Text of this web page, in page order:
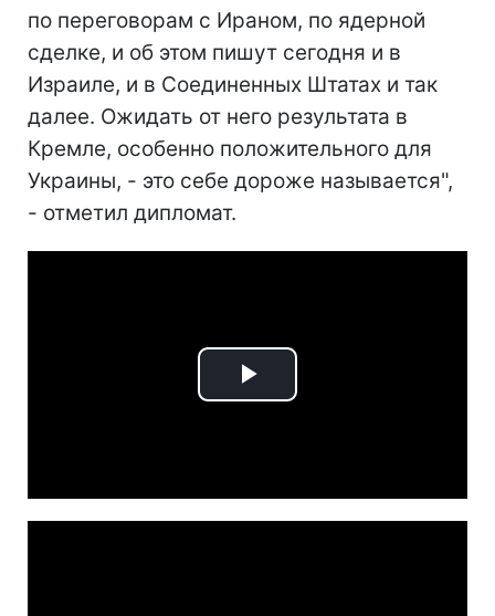
по переговорам с Ираном, по ядерной
сделке, и об этом пишут сегодня и в
Израиле, и в Соединенных Штатах и так
далее. Ожидать от него результата в
Кремле, особенно положительного для
Украины, - это себе дороже называется",
- отметил дипломат.
Play